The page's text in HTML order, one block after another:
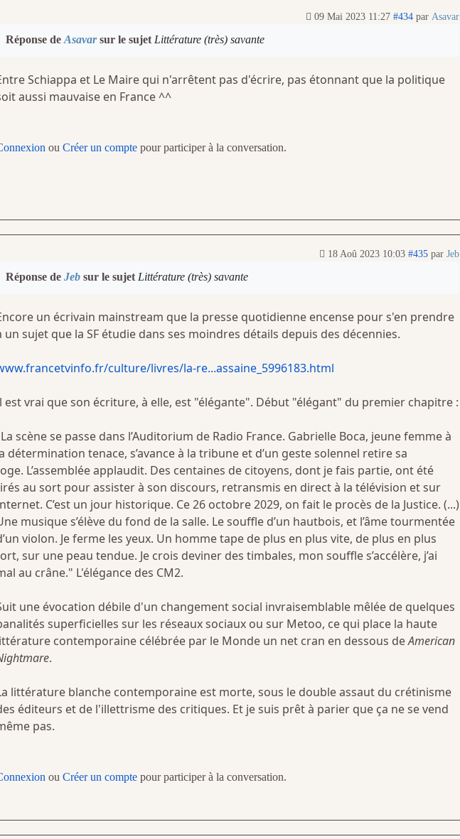
09 Mai 2023 11:27 #434 par Asavar
Réponse deAsavarsur le sujetLittérature (très) savante
Schiappa et Le Maire qui n'arrêtent pas d'écrire, pas étonnant que la politique
aussi mauvaise en France ^^
ou Créer un comptepour participer à la conversation.
18 Aoû 2023 10:03 #435 par Jeb
Réponse de Jebsur le sujet Littérature (très) savante
un écrivain mainstream que la presse quotidienne encense pour s'en prendre
un sujet que la SF étudie dans ses moindres détails depuis des décennies.
culture/livres/la-re...assaine_5996183.html
est vrai que son écriture, à elle, est "élégante". Début "élégant" du premier chapitre :
scène se passe dans l’Auditorium de Radio France. Gabrielle Boca, jeune femme à
détermination tenace, s’avance à la tribune et d’un geste solennel retire sa
L’assemblée applaudit. Des centaines de citoyens, dont je fais partie, ont été
au sort pour assister à son discours, retransmis en direct à la télévision et sur
C’est un jour historique. Ce 26 octobre 2029, on fait le procès de la Justice. (...)
musique s’élève du fond de la salle. Le souffle d’un hautbois, et l’âme tourmentée
violon. Je ferme les yeux. Un homme tape de plus en plus vite, de plus en plus
sur une peau tendue. Je crois deviner des timbales, mon souffle s’accélère, j’ai
au crâne." L'élégance des CM2.
une évocation débile d'un changement social invraisemblable mêlée de quelques
superficielles sur les réseaux sociaux ou sur Metoo, ce qui place la haute
contemporaine célébrée par le Monde un net cran en dessous deAmerican
.
littérature blanche contemporaine est morte, sous le double assaut du crétinisme
éditeurs et de l'illettrisme des critiques. Et je suis prêt à parier que ça ne se vend
pas.
ou Créer un comptepour participer à la conversation.